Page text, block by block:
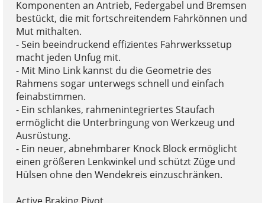
Komponenten an Antrieb, Federgabel und Bremsen
bestückt, die mit fortschreitendem Fahrkönnen und
Mut mithalten.
- Sein beeindruckend effizientes Fahrwerkssetup
macht jeden Unfug mit.
- Mit Mino Link kannst du die Geometrie des
Rahmens sogar unterwegs schnell und einfach
feinabstimmen.
- Ein schlankes, rahmenintegriertes Staufach
ermöglicht die Unterbringung von Werkzeug und
Ausrüstung.
- Ein neuer, abnehmbarer Knock Block ermöglicht
einen größeren Lenkwinkel und schützt Züge und
Hülsen ohne den Wendekreis einzuschränken.